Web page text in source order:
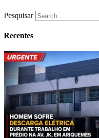
Pesquisar
Recentes